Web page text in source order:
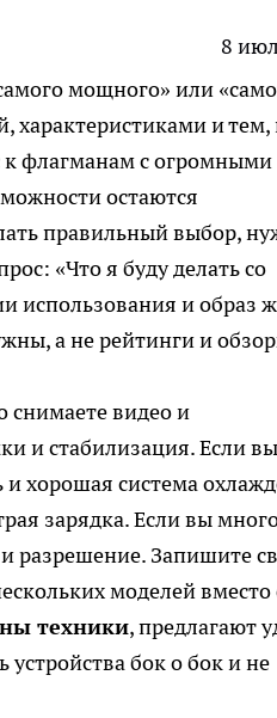
8
мощного» или
характеристиками и тем,
к флагманам с огромными
остаются
правильный выбор,
«Что я буду делать со
использования и образ
а не рейтинги и
снимаете видео и
и стабилизация. Если
хорошая система
зарядка. Если вы
разрешение. Запишите
моделей вместо
техники, предлагают
бок о бок и не